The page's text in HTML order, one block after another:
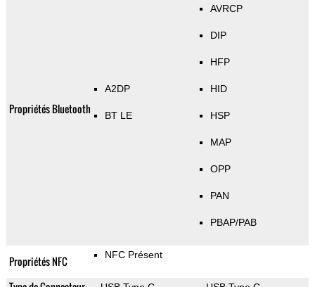
Propriétés Bluetooth
A2DP
BT LE
AVRCP
DIP
HFP
HID
HSP
MAP
OPP
PAN
PBAP/PAB
Propriétés NFC NFC Présent